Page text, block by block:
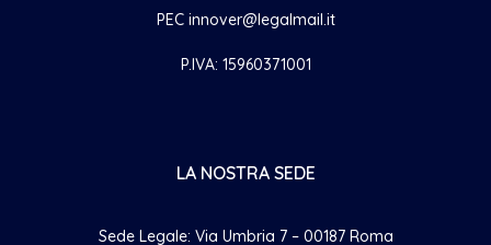
PEC innover@legalmail.it
P.IVA: 15960371001
LA NOSTRA SEDE
Sede Legale: Via Umbria 7 – 00187 Roma